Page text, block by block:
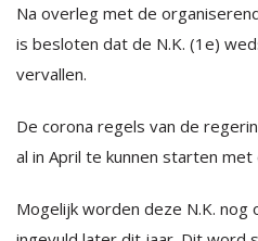
Na overleg met de
is besloten dat de N.K. (1e)
vervallen.
De corona regels van de
al in April te kunnen starten
Mogelijk worden deze N.K. nog